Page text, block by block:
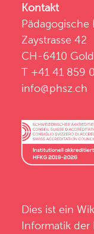
Kontakt
Zaystrasse 42
CH-6410
T +41 41 859
info@phsz.ch
Dies ist ein
Informatik der